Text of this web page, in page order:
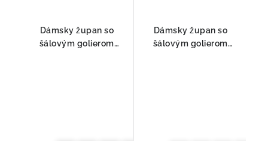
Dámsky župan so
šálovým golierom
Dámsky župan so
šálovým golierom